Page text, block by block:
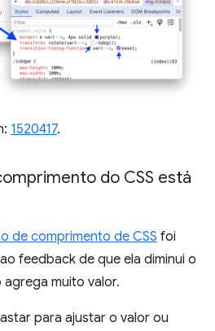
1520417.
do CSS está
de comprimento de CSS foi
feedback de que ela diminui o
muito valor.
para ajustar o valor ou